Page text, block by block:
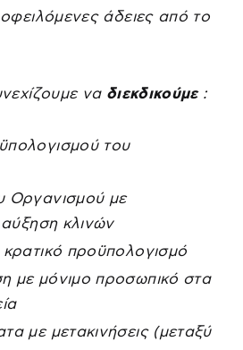
άδειες από το
να διεκδικούμε:
του
Οργανισμού με
κλινών
κρατικό προϋπολογισμό
με μόνιμο προσωπικό στα
με μετακινήσεις (μεταξύ